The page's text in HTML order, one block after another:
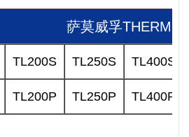
萨莫威孚
TL200S TL250S TL400S
TL200P TL250P TL400P